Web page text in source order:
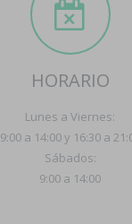
HORARIO
Lunes a Viernes:
9:00 a 14:00 y 16:30 a
Sábados:
9:00 a 14:00